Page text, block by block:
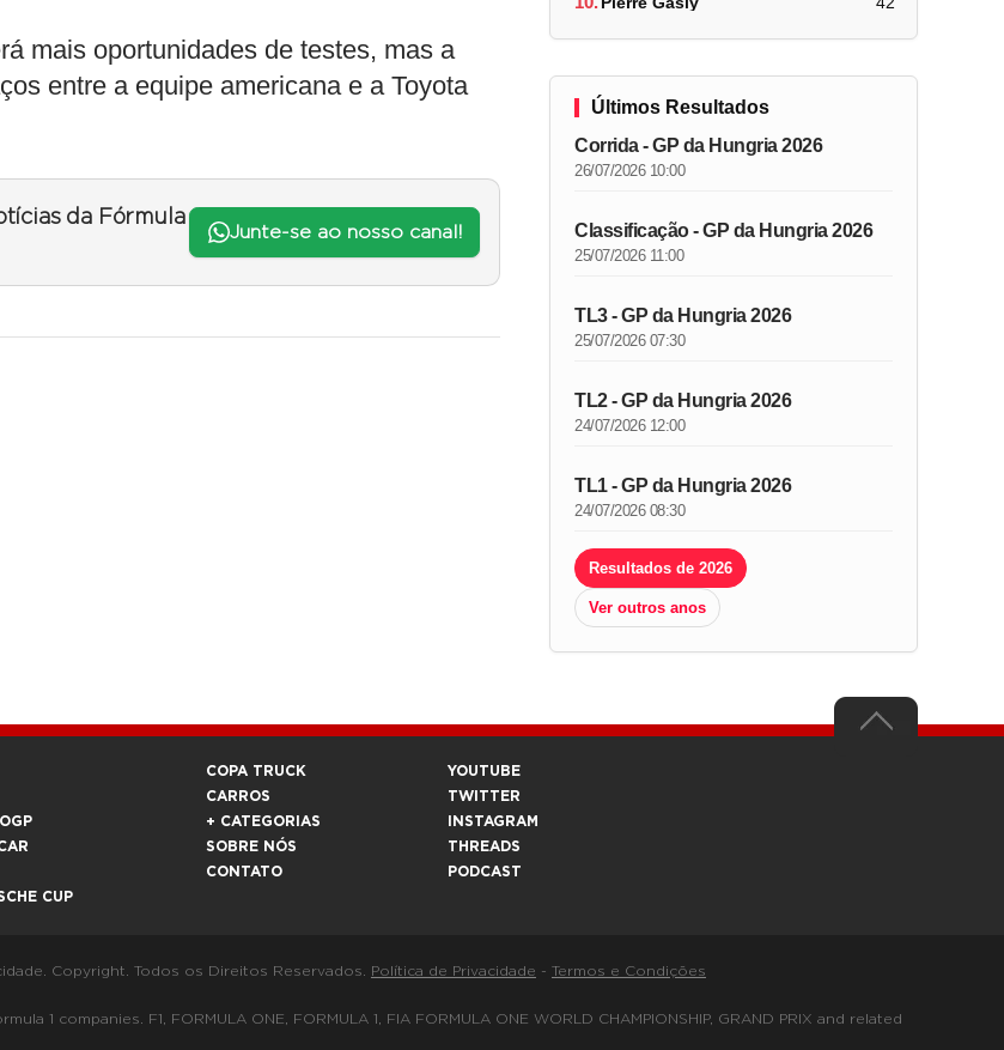
mais oportunidades de testes, mas a
entre a equipe americana e a Toyota
da Fórmula
Junte-se ao nosso canal!
Últimos Resultados
Corrida - GP da Hungria 2026
26/07/2026 10:00
Classificação - GP da Hungria 2026
25/07/2026 11:00
TL3 - GP da Hungria 2026
25/07/2026 07:30
TL2 - GP da Hungria 2026
24/07/2026 12:00
TL1 - GP da Hungria 2026
24/07/2026 08:30
Resultados de 2026
Ver outros anos
CUP
COPA TRUCK
CARROS
+ CATEGORIAS
SOBRE NÓS
CONTATO
YOUTUBE
TWITTER
INSTAGRAM
THREADS
PODCAST
Copyright. Todos os Direitos Reservados. Política de Privacidade - Termos e Condições
1 companies. F1, FORMULA ONE, FORMULA 1, FIA FORMULA ONE WORLD CHAMPIONSHIP, GRAND PRIX and related